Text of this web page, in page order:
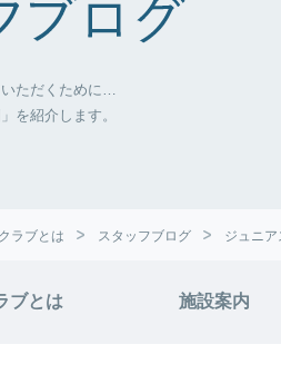
ただくために…
を紹介します。
ラブとは スタッフブログ ジュニ
ブとは 施設案内